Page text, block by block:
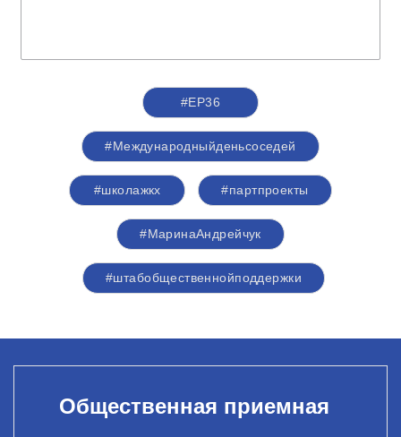
#ЕР36
#Международныйденьсоседей
#школажкх #партпроекты
#МаринаАндрейчук
#штабобщественнойподдержки
Общественная приемная